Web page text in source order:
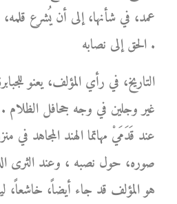
عمد، في شأنها، إلى أن يُشرع
الحق إلى نصابه .
التاريخ، في رأي المؤلف، يعنو
غير وجلين في وجه جحافل الظلام
عند قَدَمَيْ مهاتما الهند المجاهد في
صوره، حول نصبه ، وعند
هو المؤلف قد جاء أيضاً، خاشعاً،